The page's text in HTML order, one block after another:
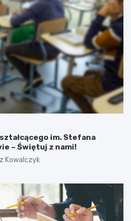
im. Stefana
– Świętuj z nami!
Kowalczyk